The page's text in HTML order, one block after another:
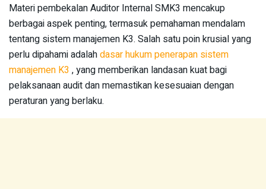
Materi pembekalan Auditor Internal SMK3 mencakup
berbagai aspek penting, termasuk pemahaman mendalam
tentang sistem manajemen K3. Salah satu poin krusial yang
perlu dipahami adalahdasar hukum penerapan sistem
manajemen K3 , yang memberikan landasan kuat bagi
pelaksanaan audit dan memastikan kesesuaian dengan
peraturan yang berlaku.